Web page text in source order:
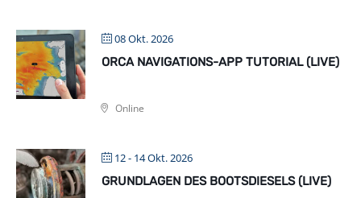
08 Okt. 2026
ORCA NAVIGATIONS-APP TUTORIAL (LIVE)
Online
12 - 14 Okt. 2026
GRUNDLAGEN DES BOOTSDIESELS (LIVE)